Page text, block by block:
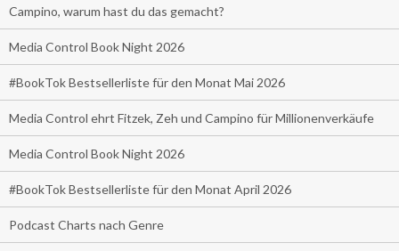
Campino, warum hast du das gemacht?
Media Control Book Night 2026
#BookTok Bestsellerliste für den Monat Mai 2026
Media Control ehrt Fitzek, Zeh und Campino für Millionenverkäufe
Media Control Book Night 2026
#BookTok Bestsellerliste für den Monat April 2026
Podcast Charts nach Genre